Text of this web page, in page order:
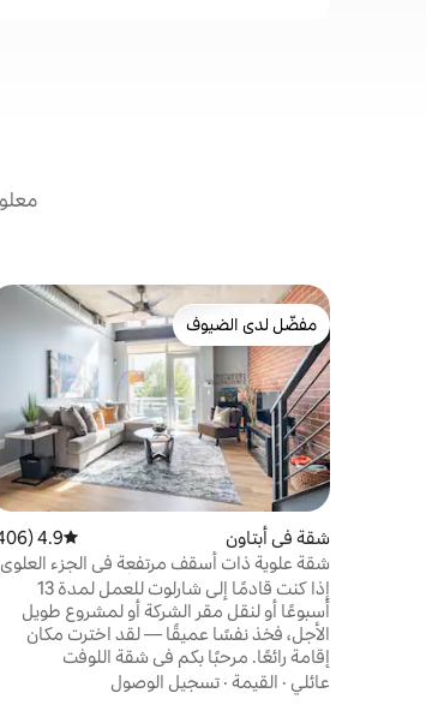
مفضّل لدى الضيوف
مفضّل لدى الضيوف
شقة في أبتاون متوسط التقييم 4.9 من 5،
4.9 (406)
شقة علوية ذات أسقف مرتفعة في الجزء العلوي
من المدينة مع إطلالة على الأضواء
إذا كنت قادمًا إلى شارلوت للعمل لمدة 13
أسبوعًا أو لنقل مقر الشركة أو لمشروع طويل
الأجل، فخذ نفسًا عميقًا — لقد اخترت مكان
إقامة رائعًا. مرحبًا بكم في شقة اللوفت
المفروشة الرائدة في أبتاون شارلوت للمهنيين في
مجال الأعمال والشؤون الطبية والممرضات
عائلي · القيمة · تسجيل الوصول